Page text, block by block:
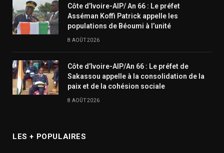
Côte d’Ivoire-AIP/ An 66 : Le préfet
Asséman Koffi Patrick appelle les
populations de Béoumi à l’unité
8 AOÛT 2026
Côte d’Ivoire-AIP/An 66 : Le préfet de
Sakassou appelle à la consolidation de la
paix et de la cohésion sociale
8 AOÛT 2026
LES + POPULAIRES